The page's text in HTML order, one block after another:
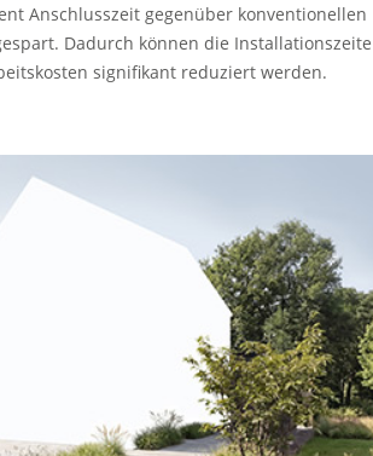
Anschlusszeit gegenüber konventionellen
Dadurch können die
signifikant reduziert werden.